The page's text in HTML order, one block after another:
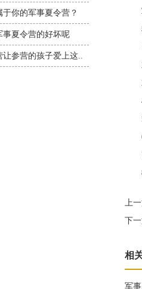
于你的军事夏令营？
事夏令营的好坏呢
让参营的孩子爱上这..
军
我
1.
3.
4.
5.
6.
7.
8.
上一
下一
相
军